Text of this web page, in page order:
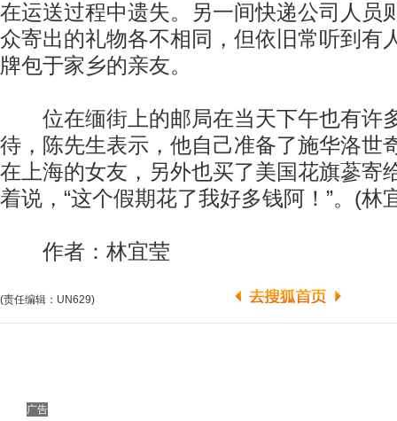
在运送过程中遗失。另一间快递公司人员
众寄出的礼物各不相同，但依旧常听到有
牌包于家乡的亲友。
位在缅街上的邮局在当天下午也有许
待，陈先生表示，他自己准备了施华洛世
在上海的女友，另外也买了美国花旗蔘寄
着说，“这个假期花了我好多钱阿！”。(林
作者：林宜莹
(责任编辑：UN629)
广告